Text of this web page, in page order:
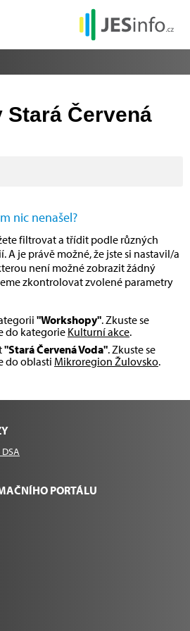
Stará Červená
nic nenašel?
filtrovat a třídit podle různých
A je právě možné, že jste si nastavil/a
není možné zobrazit žádný
zkontrolovat zvolené parametry
"Workshopy". Zkuste se
do kategorie Kulturní akce.
"Stará Červená Voda". Zkuste se
do oblasti Mikroregion Žulovsko.
PORTÁLU